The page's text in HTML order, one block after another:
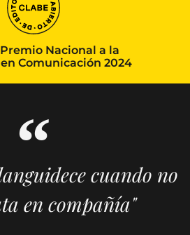
Nacional a la
Comunicación 2024
cuando no
en compañía"